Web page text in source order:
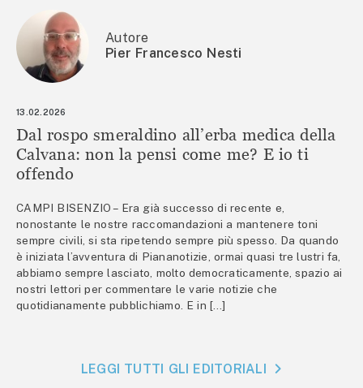
Autore
Pier Francesco Nesti
13.02.2026
Dal rospo smeraldino all’erba medica della
Calvana: non la pensi come me? E io ti
offendo
CAMPI BISENZIO – Era già successo di recente e,
nonostante le nostre raccomandazioni a mantenere toni
sempre civili, si sta ripetendo sempre più spesso. Da quando
è iniziata l’avventura di Piananotizie, ormai quasi tre lustri fa,
abbiamo sempre lasciato, molto democraticamente, spazio ai
nostri lettori per commentare le varie notizie che
quotidianamente pubblichiamo. E in […]
LEGGI TUTTI GLI EDITORIALI